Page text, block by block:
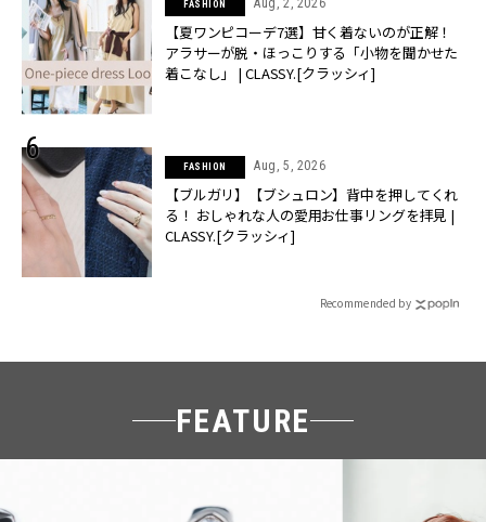
FASHION
【夏ワンピコーデ7選】甘く着ないのが正解！
アラサーが脱・ほっこりする「小物を聞かせた
着こなし」 | CLASSY.[クラッシィ]
FASHION Aug, 5, 2026
【ブルガリ】【ブシュロン】背中を押してくれ
る！ おしゃれな人の愛用お仕事リングを拝見 |
CLASSY.[クラッシィ]
Recommended by
FEATURE